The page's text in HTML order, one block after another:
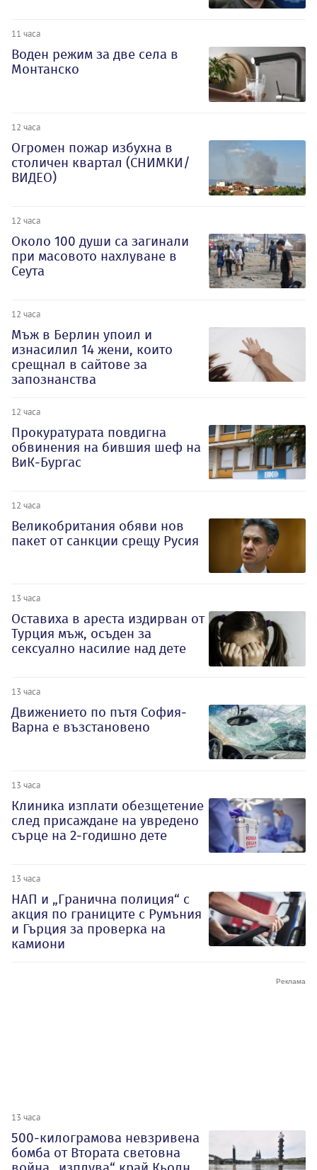
11 часа
Воден режим за две села в
Монтанско
12 часа
Огромен пожар избухна в
столичен квартал (СНИМКИ/
ВИДЕО)
12 часа
Около 100 души са загинали
при масовото нахлуване в
Сеута
12 часа
Мъж в Берлин упоил и
изнасилил 14 жени, които
срещнал в сайтове за
запознанства
12 часа
Прокуратурата повдигна
обвинения на бившия шеф на
ВиК-Бургас
12 часа
Великобритания обяви нов
пакет от санкции срещу Русия
13 часа
Оставиха в ареста издирван от
Турция мъж, осъден за
сексуално насилие над дете
13 часа
Движението по пътя София-
Варна е възстановено
13 часа
Клиника изплати обезщетение
след присаждане на увредено
сърце на 2-годишно дете
13 часа
НАП и „Гранична полиция“ с
акция по границите с Румъния
и Гърция за проверка на
камиони
13 часа
500-килограмова невзривена
бомба от Втората световна